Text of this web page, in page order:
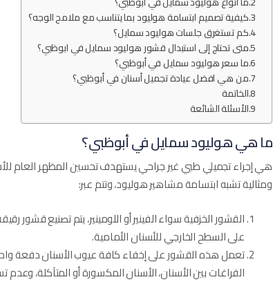
كيفية تصميم ابتسامة هوليود بما يتناسب مع ملامح الوجه؟
كم تستغرق جلسات هوليود سمايل؟
متى تحتاج إلى استبدال قشور هوليود سمايل في ابوظبي؟
ما سعر هوليود سمايل في أبوظبي؟
من هي افضل عيادة تجميل أسنان في أبوظبي؟
الخاتمة
الأسئلة الشائعة
ما هي هوليود سمايل في أبوظبي؟
هي إجراء تجميلي طبي غير جراحي يستهدف تحسين المظهر العام
ومثالية تشبه ابتسامة مشاهير هوليود، وتتم عبر:
القشور الخزفية سواء الفينير أو اللومينير، يتم تصنيع
على السطح الخارجي للأسنان الأمامية.
تعمل هذه القشور على إخفاء كافة عيوب الأسنان دفعة
الفراغات بين الأسنان، الأسنان المكسورة أو المتآكلة،